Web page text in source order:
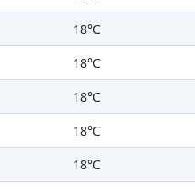
18°C
18°C
18°C
18°C
18°C